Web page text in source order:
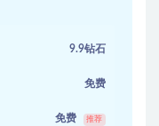
9.9钻石
免费
免费 推荐